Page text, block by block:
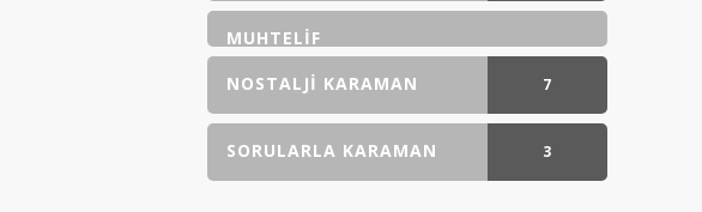
MUHTELIF
NOSTALJI KARAMAN
7
GÖNDERI(LER)
SORULARLA KARAMAN 3